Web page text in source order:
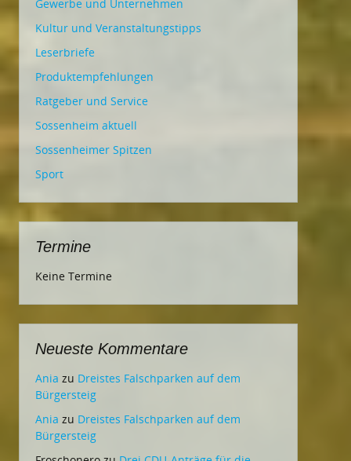
Gewerbe und Unternehmen
Kultur und Veranstaltungstipps
Leserbriefe
Produktempfehlungen
Ratgeber und Service
Sossenheim aktuell
Sossenheimer Spitzen
Sport
Termine
Keine Termine
Neueste Kommentare
Ania zu Dreistes Falschparken auf dem
Bürgersteig
Ania zu Dreistes Falschparken auf dem
Bürgersteig